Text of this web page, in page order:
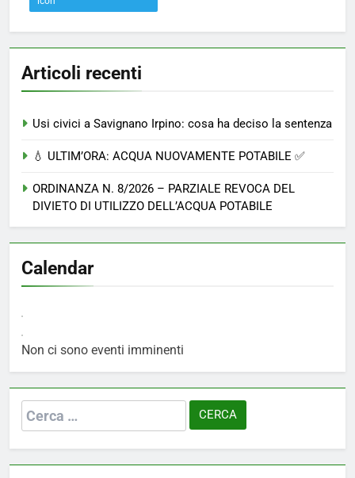
Articoli recenti
Usi civici a Savignano Irpino: cosa ha deciso la sentenza
💧 ULTIM’ORA: ACQUA NUOVAMENTE POTABILE ✅
ORDINANZA N. 8/2026 – PARZIALE REVOCA DEL
DIVIETO DI UTILIZZO DELL’ACQUA POTABILE
Calendar
Non ci sono eventi imminenti
Ricerca
per: